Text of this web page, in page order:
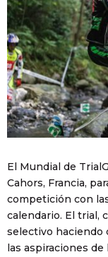
El Mundial de
Cahors, Francia,
competición con
calendario. El trial,
selectivo haciendo
las aspiraciones